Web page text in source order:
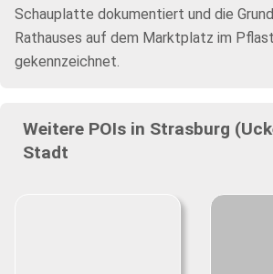
Schauplatte dokumentiert und die
Rathauses auf dem Marktplatz im
gekennzeichnet.
Weitere POIs in Strasburg
Stadt